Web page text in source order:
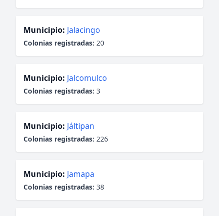
Municipio: Jalacingo
Colonias registradas: 20
Municipio: Jalcomulco
Colonias registradas: 3
Municipio: Jáltipan
Colonias registradas: 226
Municipio: Jamapa
Colonias registradas: 38